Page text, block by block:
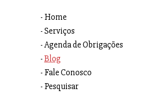
Home
Serviços
Agenda de Obrigações
Blog
Fale Conosco
Pesquisar